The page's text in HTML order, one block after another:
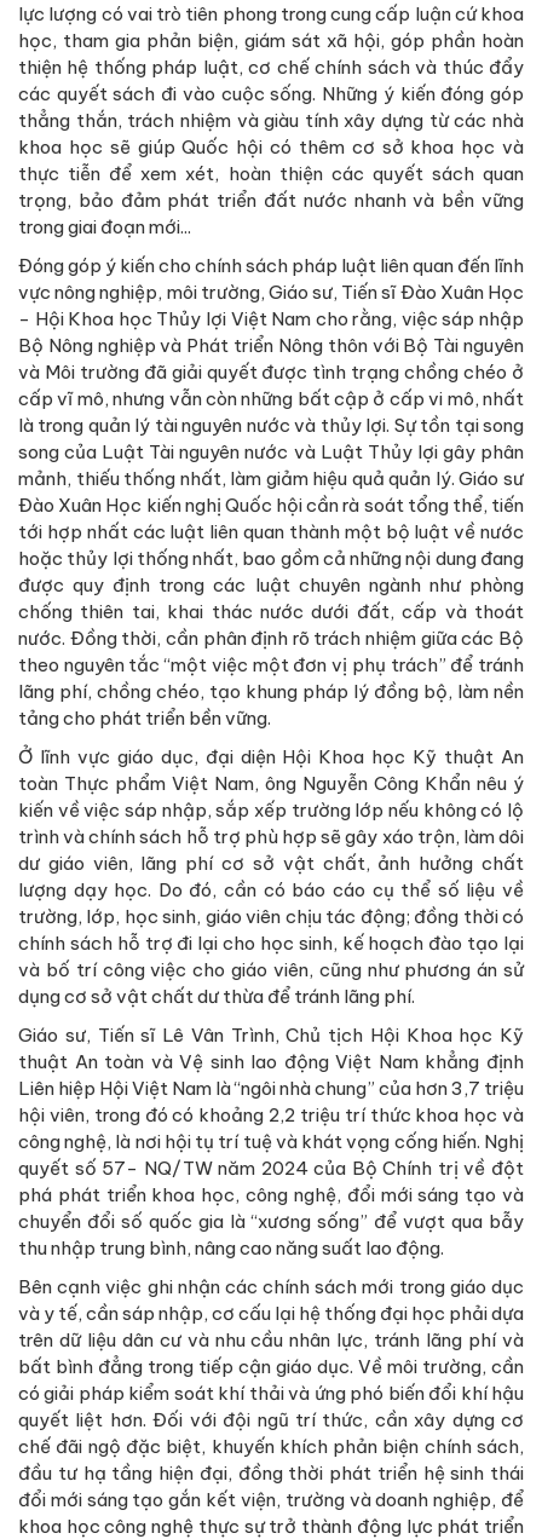
lực lượng có vai trò tiên phong trong cung cấp luận cứ khoa
học, tham gia phản biện, giám sát xã hội, góp phần hoàn
thiện hệ thống pháp luật, cơ chế chính sách và thúc đẩy
các quyết sách đi vào cuộc sống. Những ý kiến đóng góp
thẳng thắn, trách nhiệm và giàu tính xây dựng từ các nhà
khoa học sẽ giúp Quốc hội có thêm cơ sở khoa học và
thực tiễn để xem xét, hoàn thiện các quyết sách quan
trọng, bảo đảm phát triển đất nước nhanh và bền vững
trong giai đoạn mới...
Đóng góp ý kiến cho chính sách pháp luật liên quan đến lĩnh
vực nông nghiệp, môi trường, Giáo sư, Tiến sĩ Đào Xuân Học
- Hội Khoa học Thủy lợi Việt Nam cho rằng, việc sáp nhập
Bộ Nông nghiệp và Phát triển Nông thôn với Bộ Tài nguyên
và Môi trường đã giải quyết được tình trạng chồng chéo ở
cấp vĩ mô, nhưng vẫn còn những bất cập ở cấp vi mô, nhất
là trong quản lý tài nguyên nước và thủy lợi. Sự tồn tại song
song của Luật Tài nguyên nước và Luật Thủy lợi gây phân
mảnh, thiếu thống nhất, làm giảm hiệu quả quản lý. Giáo sư
Đào Xuân Học kiến nghị Quốc hội cần rà soát tổng thể, tiến
tới hợp nhất các luật liên quan thành một bộ luật về nước
hoặc thủy lợi thống nhất, bao gồm cả những nội dung đang
được quy định trong các luật chuyên ngành như phòng
chống thiên tai, khai thác nước dưới đất, cấp và thoát
nước. Đồng thời, cần phân định rõ trách nhiệm giữa các Bộ
theo nguyên tắc “một việc một đơn vị phụ trách” để tránh
lãng phí, chồng chéo, tạo khung pháp lý đồng bộ, làm nền
tảng cho phát triển bền vững.
Ở lĩnh vực giáo dục, đại diện Hội Khoa học Kỹ thuật An
toàn Thực phẩm Việt Nam, ông Nguyễn Công Khẩn nêu ý
kiến về việc sáp nhập, sắp xếp trường lớp nếu không có lộ
trình và chính sách hỗ trợ phù hợp sẽ gây xáo trộn, làm dôi
dư giáo viên, lãng phí cơ sở vật chất, ảnh hưởng chất
lượng dạy học. Do đó, cần có báo cáo cụ thể số liệu về
trường, lớp, học sinh, giáo viên chịu tác động; đồng thời có
chính sách hỗ trợ đi lại cho học sinh, kế hoạch đào tạo lại
và bố trí công việc cho giáo viên, cũng như phương án sử
dụng cơ sở vật chất dư thừa để tránh lãng phí.
Giáo sư, Tiến sĩ Lê Vân Trình, Chủ tịch Hội Khoa học Kỹ
thuật An toàn và Vệ sinh lao động Việt Nam khẳng định
Liên hiệp Hội Việt Nam là “ngôi nhà chung” của hơn 3,7 triệu
hội viên, trong đó có khoảng 2,2 triệu trí thức khoa học và
công nghệ, là nơi hội tụ trí tuệ và khát vọng cống hiến. Nghị
quyết số 57- NQ/TW năm 2024 của Bộ Chính trị về đột
phá phát triển khoa học, công nghệ, đổi mới sáng tạo và
chuyển đổi số quốc gia là “xương sống” để vượt qua bẫy
thu nhập trung bình, nâng cao năng suất lao động.
Bên cạnh việc ghi nhận các chính sách mới trong giáo dục
và y tế, cần sáp nhập, cơ cấu lại hệ thống đại học phải dựa
trên dữ liệu dân cư và nhu cầu nhân lực, tránh lãng phí và
bất bình đẳng trong tiếp cận giáo dục. Về môi trường, cần
có giải pháp kiểm soát khí thải và ứng phó biến đổi khí hậu
quyết liệt hơn. Đối với đội ngũ trí thức, cần xây dựng cơ
chế đãi ngộ đặc biệt, khuyến khích phản biện chính sách,
đầu tư hạ tầng hiện đại, đồng thời phát triển hệ sinh thái
đổi mới sáng tạo gắn kết viện, trường và doanh nghiệp, để
khoa học công nghệ thực sự trở thành động lực phát triển